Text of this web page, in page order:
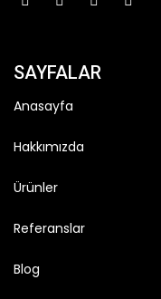
SAYFALAR
Anasayfa
Hakkımızda
Ürünler
Referanslar
Blog